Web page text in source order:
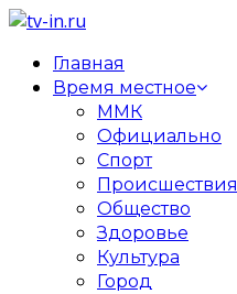
Главная
Время местное
ММК
Официально
Спорт
Происшествия
Общество
Здоровье
Культура
Город